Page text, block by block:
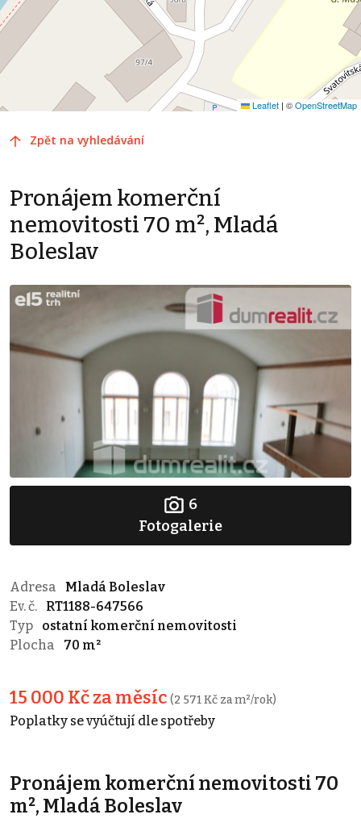
Leaflet | ©OpenStreetMap
Zpět na vyhledávání
Pronájem komerční
nemovitosti 70 m², Mladá
Boleslav
6
Fotogalerie
Adresa
Mladá Boleslav
Ev. č.
RT1188-647566
Typ
ostatní komerční nemovitosti
Plocha
70 m²
15 000 Kč za měsíc (2 571 Kč za m²/rok)
Poplatky se vyúčtují dle spotřeby
Pronájem komerční nemovitosti 70
m², Mladá Boleslav